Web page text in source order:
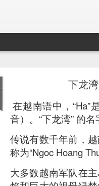
下龙
在越南语中，“Ha”
音）。“下龙湾” 的名
传说有数千年前，
称为“Ngoc Hoang
大多数越南军队在
t was boyfriend’s
debated on a few